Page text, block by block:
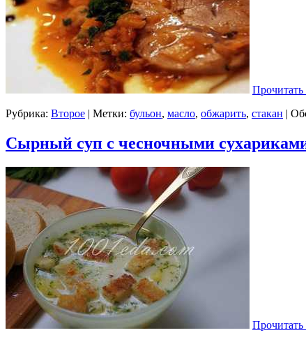
Прочитать
Рубрика: Второе | Метки: бульон, масло, обжарить, стакан |
Сырный суп с чесночными
Прочитать